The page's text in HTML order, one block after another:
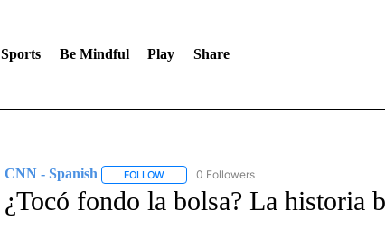
Sports Be Mindful Play Share
CNN - Spanish FOLLOWFOLLOW "CNN - SPANISH" TO RECEIVE
0 Followers
¿Tocó fondo la bolsa? La historia